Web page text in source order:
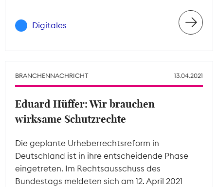
Digitales
BRANCHENNACHRICHT 13.04.2021
Eduard Hüffer: Wir brauchen
wirksame Schutzrechte
Die geplante Urheberrechtsreform in
Deutschland ist in ihre entscheidende Phase
eingetreten. Im Rechtsausschuss des
Bundestags meldeten sich am 12. April 2021